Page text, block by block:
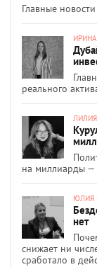
Главные
реального
на миллиарды —
ЮЛИЯ
нет
снижает ни
сработало в